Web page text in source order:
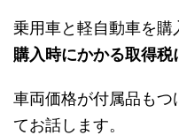
乗用車と軽自動車を購
購入時にかかる取得税
車両価格が付属品もつ
てお話します。